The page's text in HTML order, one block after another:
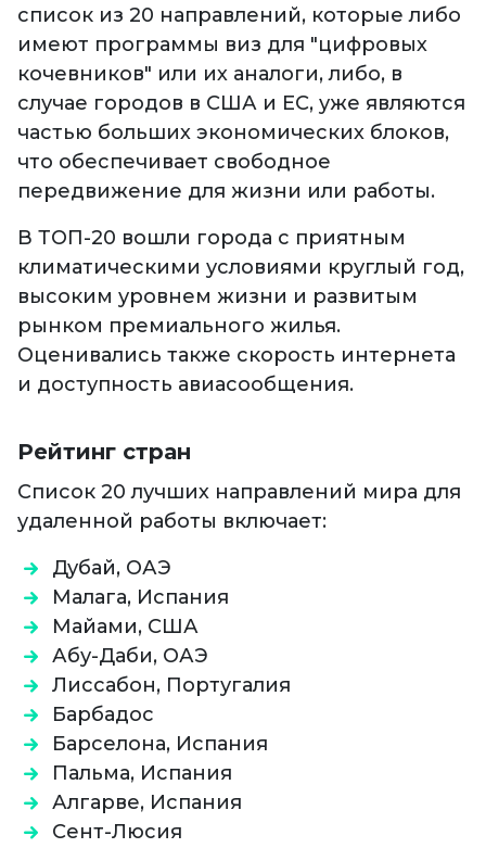
список из 20 направлений, которые либо
имеют программы виз для "цифровых
кочевников" или их аналоги, либо, в
случае городов в США и ЕС, уже являются
частью больших экономических блоков,
что обеспечивает свободное
передвижение для жизни или работы.
В ТОП-20 вошли города с приятным
климатическими условиями круглый год,
высоким уровнем жизни и развитым
рынком премиального жилья.
Оценивались также скорость интернета
и доступность авиасообщения.
Рейтинг стран
Список 20 лучших направлений мира для
удаленной работы включает:
Дубай, ОАЭ
Малага, Испания
Майами, США
Абу-Даби, ОАЭ
Лиссабон, Португалия
Барбадос
Барселона, Испания
Пальма, Испания
Алгарве, Испания
Сент-Люсия